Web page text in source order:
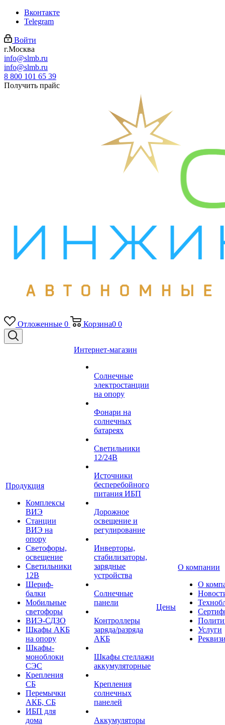
Вконтакте
Telegram
Войти
г.Москва
info@slmb.ru
info@slmb.ru
8 800 101 65 39
Получить прайс
Отложенные 0 Корзина0 0
Продукция
Комплексы
ВИЭ
Станции
ВИЭ на
опору
Светофоры,
освещение
Светильники
12В
Шериф-
балки
Мобильные
светофоры
ВИЭ-СДЗО
Шкафы АКБ
на опору
Шкафы-
моноблоки
СЭС
Крепления
СБ
Перемычки
АКБ, СБ
ИБП для
дома
Интернет-магазин
Солнечные
электростанции
на опору
Фонари на
солнечных
батареях
Светильники
12/24В
Источники
бесперебойного
питания ИБП
Дорожное
освещение и
регулирование
Инверторы,
стабилизаторы,
зарядные
устройства
Солнечные
панели
Контроллеры
заряда/разряда
АКБ
Шкафы стеллажи
аккумуляторные
Крепления
солнечных
панелей
Аккумуляторы
Цены
О компании
О
Услуги